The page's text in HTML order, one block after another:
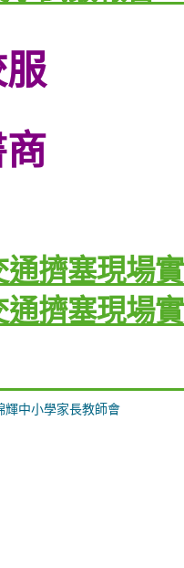
通擠塞現場
通擠塞現場
輝中小學家長教師會